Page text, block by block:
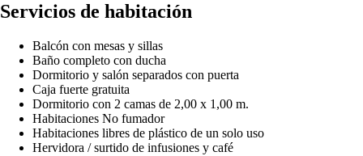
Servicios de habitación
Balcón con mesas y sillas
Baño completo con ducha
Dormitorio y salón separados con puerta
Caja fuerte gratuita
Dormitorio con 2 camas de 2,00 x 1,00 m.
Habitaciones No fumador
Habitaciones libres de plástico de un solo uso
Hervidora / surtido de infusiones y café